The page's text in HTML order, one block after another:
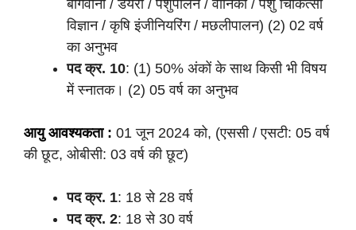
बागवानी / डेयरी / पशुपालन / वानिकी / पशु चिकित्सा
विज्ञान / कृषि इंजीनियरिंग / मछलीपालन) (2) 02 वर्ष
का अनुभव
पद क्र. 10: (1) 50% अंकों के साथ किसी भी विषय
में स्नातक। (2) 05 वर्ष का अनुभव
आयु आवश्यकता : 01 जून 2024 को, (एससी / एसटी: 05 वर्ष
की छूट, ओबीसी: 03 वर्ष की छूट)
पद क्र. 1: 18 से 28 वर्ष
पद क्र. 2: 18 से 30 वर्ष